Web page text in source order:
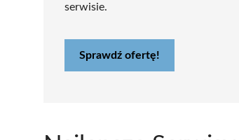
serwisie.
Sprawdź ofertę!